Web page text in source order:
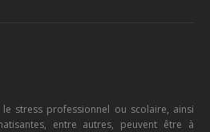
stress professionnel ou scolaire, ainsi
entre autres, peuvent être à